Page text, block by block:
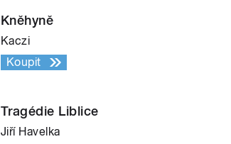
Kněhyně
Kaczi
Koupit
Tragédie Liblice
Jiří Havelka